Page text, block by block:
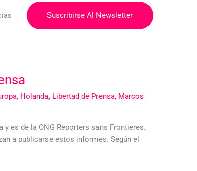
Suscribirse Al Newsletter
, Holanda, Libertad de Prensa, Marcos
es de la ONG Reporters sans Frontieres.
a publicarse estos informes. Según el